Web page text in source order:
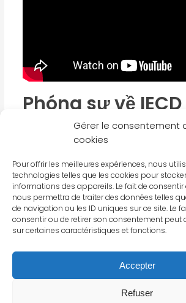
Gérer le consentement
cookies
Pour offrir les meilleures expériences, nous
technologies telles que les cookies pour
informations des appareils. Le fait de
nous permettra de traiter des données telles
de navigation ou les ID uniques sur ce site. Le
consentir ou de retirer son consentement peut
sur certaines caractéristiques et fonctions.
Accepter
Refuser
Phóng sự về
VTC10
TC10 report
October 2015
Chương trình đào tao kỹ năng quản
cho người kinh doanh nhỏ sau thời
động đã mang đến nhiều lợi ích
buôn bán nhỏ ở TPHCM. Đài truyền
hiện phóng sự về IECD và đã phát
VTC10.